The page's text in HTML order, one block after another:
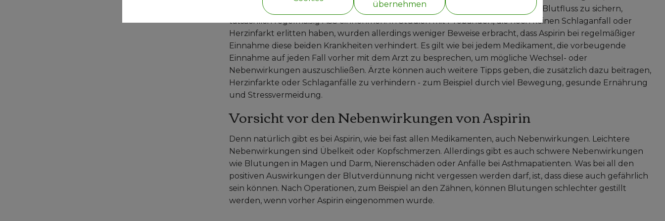
Gefäß geöffnet hält - eingesetzt bekommen hat, sollte, um den reibungslosen Blutfluss zu sichern,
tatsächlich regelmäßig ASS einnehmen. In Studien mit Probanden, die noch keinen Schlaganfall oder
Herzinfarkt erlitten haben, wurden allerdings weniger Beweise erbracht, dass Aspirin bei regelmäßiger
Einnahme diese beiden Krankheiten verhindert. Es gilt wie bei jedem Medikament, die vorbeugende
Einnahme auf jeden Fall vorher mit dem Arzt zu besprechen, um mögliche Wechsel- oder
Nebenwirkungen auszuschließen. Ärzte können auch weitere Tipps geben, die zusätzlich dazu beitragen,
Herzinfarkte oder Schlaganfälle zu verhindern - zum Beispiel durch viel Bewegung, gesunde Ernährung
und Stressvermeidung.
Vorsicht vor den Nebenwirkungen von Aspirin
Denn natürlich gibt es bei Aspirin, wie bei fast allen Medikamenten, auch Nebenwirkungen. Leichtere
Nebenwirkungen sind Übelkeit oder Kopfschmerzen. Allerdings gibt es auch schwere Nebenwirkungen
wie Blutungen in Magen und Darm, Nierenschäden oder Anfälle bei Asthmapatienten. Was bei all den
positiven Auswirkungen der Blutverdünnung nicht vergessen werden darf, ist, dass diese auch gefährlich
sein können. Nach Operationen, zum Beispiel an den Zähnen, können Blutungen schlechter gestillt
werden, wenn vorher Aspirin eingenommen wurde.
übernehmen